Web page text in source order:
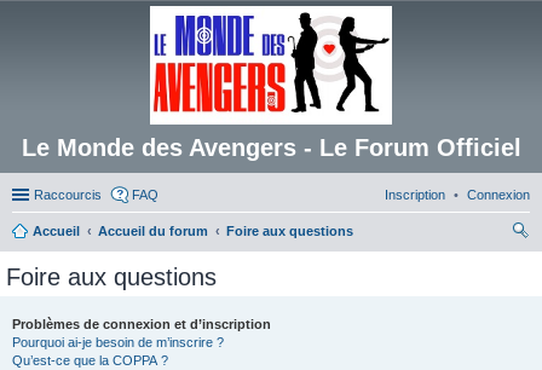
Le Monde des Avengers - Le Forum Officiel
Raccourcis FAQ Connexion
Inscription
Accueil Accueil du forum
Foire aux questions
Foire aux questions
Problèmes de connexion et d’inscription
Pourquoi ai-je besoin de m’inscrire ?
Qu’est-ce que la COPPA ?